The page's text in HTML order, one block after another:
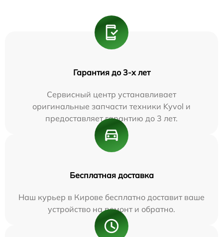
Гарантия до 3-х лет
Сервисный центр устанавливает
оригинальные запчасти техники Kyvol и
предоставляет гарантию до 3 лет.
Бесплатная доставка
Наш курьер в Кирове бесплатно доставит ваше
устройство на ремонт и обратно.